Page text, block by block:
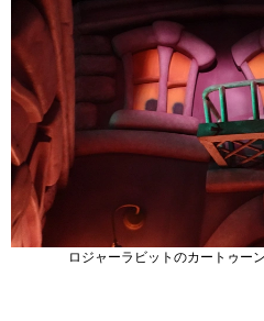
ロジャーラビットのカートゥー